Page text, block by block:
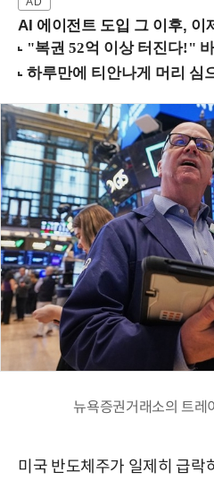
AI 에이전트 도입 그 이후, 이제
뉴욕증권거래소의 트레
미국 반도체주가 일제히 급락